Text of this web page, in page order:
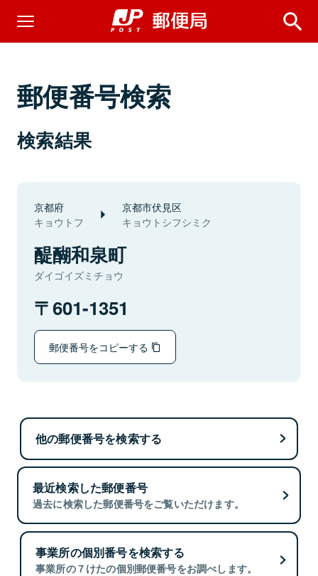
郵便番号検索
検索結果
京都府
キョウトフ
京都市伏見区
キョウトシフシミク
醍醐和泉町
ダイゴイズミチョウ
601-1351
郵便番号をコピーする
他の郵便番号を検索する
最近検索した郵便番号
過去に検索した郵便番号をご覧いただけます。
事業所の個別番号を検索する
事業所の７けたの個別郵便番号をお調べします。